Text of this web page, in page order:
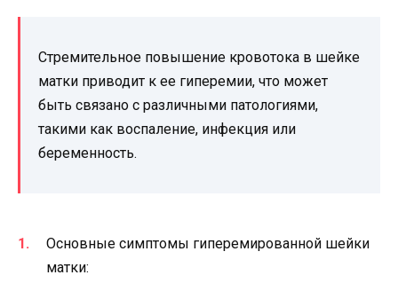
Стремительное повышение кровотока в шейке
матки приводит к ее гиперемии, что может
быть связано с различными патологиями,
такими как воспаление, инфекция или
беременность.
Основные симптомы гиперемированной шейки
матки: